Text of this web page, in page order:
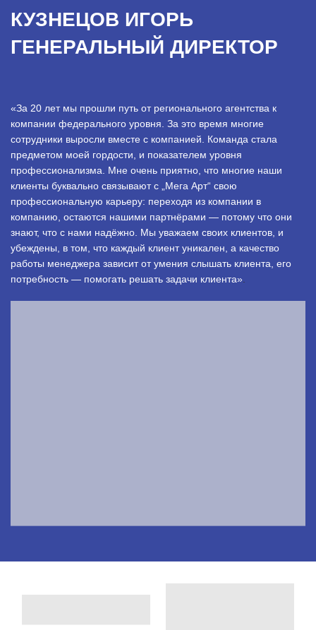
КУЗНЕЦОВ ИГОРЬ
ГЕНЕРАЛЬНЫЙ ДИРЕКТОР
«За 20 лет мы прошли путь от регионального агентства к
компании федерального уровня. За это время многие
сотрудники выросли вместе с компанией. Команда стала
предметом моей гордости, и показателем уровня
профессионализма. Мне очень приятно, что многие наши
клиенты буквально связывают с „Мега Арт“ свою
профессиональную карьеру: переходя из компании в
компанию, остаются нашими партнёрами — потому что они
знают, что с нами надёжно. Мы уважаем своих клиентов, и
убеждены, в том, что каждый клиент уникален, а качество
работы менеджера зависит от умения слышать клиента, его
потребность — помогать решать задачи клиента».